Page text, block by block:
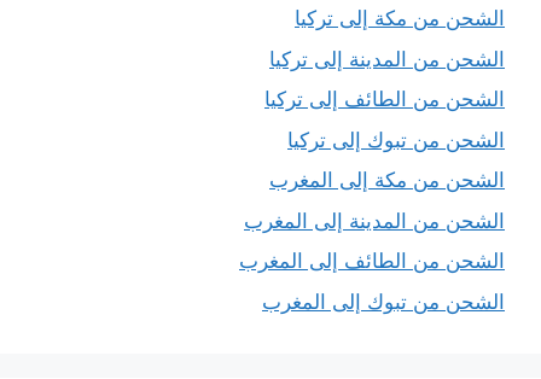
الشحن من مكة إلى تركيا
الشحن من المدينة إلى تركيا
الشحن من الطائف إلى تركيا
الشحن من تبوك إلى تركيا
الشحن من مكة إلى المغرب
الشحن من المدينة إلى المغرب
الشحن من الطائف إلى المغرب
الشحن من تبوك إلى المغرب